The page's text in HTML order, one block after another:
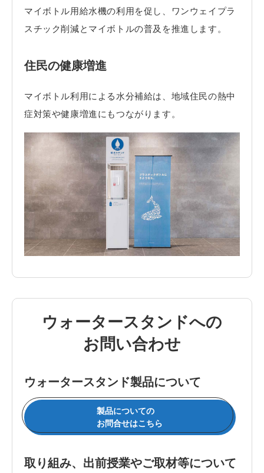
マイボトル用給水機の利用を促し、ワンウェイプラ
スチック削減とマイボトルの普及を推進します。
住民の健康増進
マイボトル利用による水分補給は、地域住民の熱中
症対策や健康増進にもつながります。
ウォータースタンドへの
お問い合わせ
ウォータースタンド製品について
製品についての
お問合せはこちら
取り組み、出前授業やご取材等について